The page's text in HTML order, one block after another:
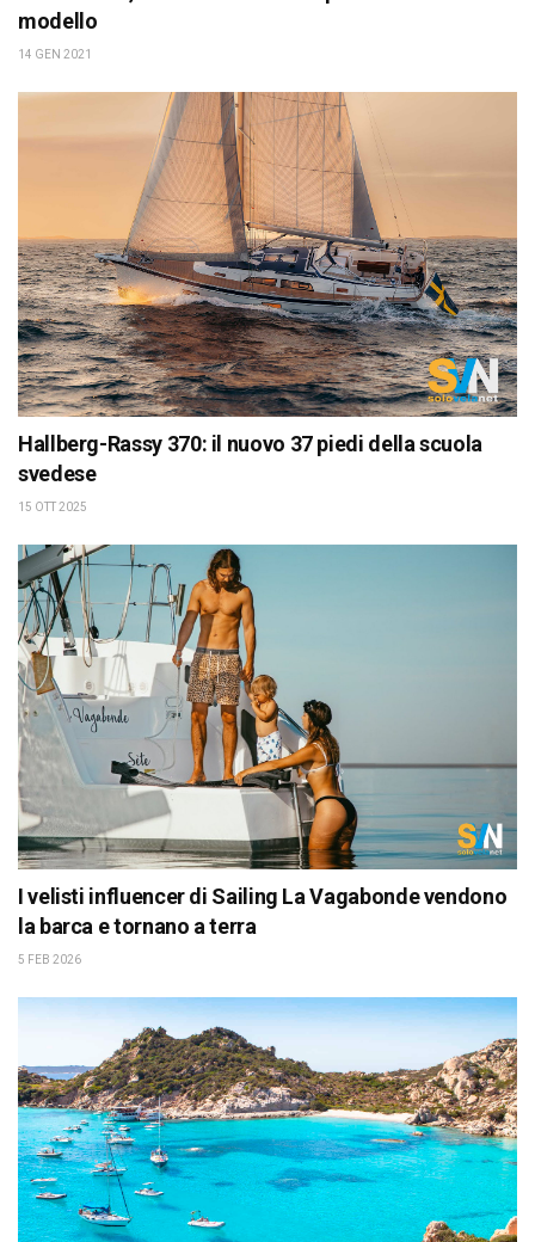
modello
14 GEN 2021
Hallberg-Rassy 370: il nuovo 37 piedi della scuola
svedese
15 OTT 2025
I velisti influencer di Sailing La Vagabonde vendono
la barca e tornano a terra
5 FEB 2026